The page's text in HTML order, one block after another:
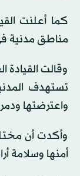
كما أعلنت
مناطق مدنية
وقالت القيادة
تستهدف
واعترضتها
وأكدت أن
أمنها وسلامة